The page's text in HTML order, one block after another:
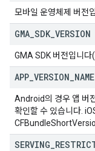
모바일 운영체제 버전
GMA SDK VERSION
GMA SDK 버전입니다
APP VERSION NAME
Android의 경우 앱 버
확인할 수 있습니다.
SERVING